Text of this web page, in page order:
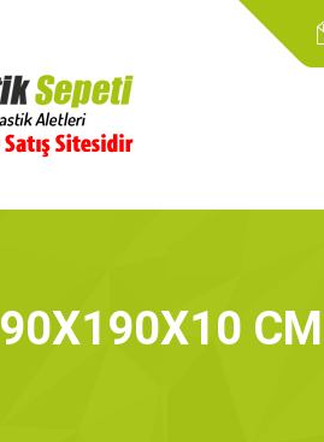
90X190X10 CM